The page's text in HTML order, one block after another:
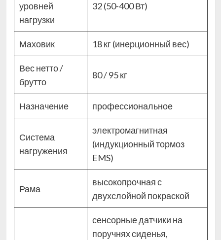
уровней
нагрузки
32 (50-400 Вт)
Маховик 18 кг (инерционный вес)
Вес нетто /
брутто
80 / 95 кг
Назначение профессиональное
Система
нагружения
электромагнитная
(индукционный тормоз
EMS)
Рама
высокопрочная с
двухслойной покраской
сенсорные датчики на
поручнях сиденья,